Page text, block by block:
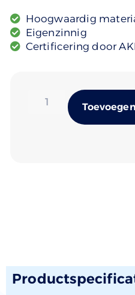
Hoogwaardig
Eigenzinnig
Certificering door